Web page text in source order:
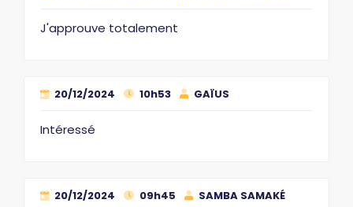
J'approuve totalement
20/12/2024 10h53 GAÏUS
Intéressé
20/12/2024 09h45 SAMBA SAMAKÉ